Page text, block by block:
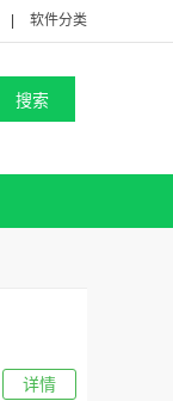
软件分类
详情